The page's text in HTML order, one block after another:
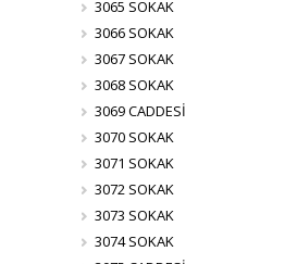
3065 SOKAK
3066 SOKAK
3067 SOKAK
3068 SOKAK
3069 CADDESİ
3070 SOKAK
3071 SOKAK
3072 SOKAK
3073 SOKAK
3074 SOKAK